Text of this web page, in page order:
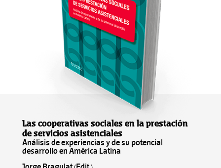
Las cooperativas sociales en la prestación
de servicios asistenciales
Análisis de experiencias y de su potencial
desarrollo en América Latina